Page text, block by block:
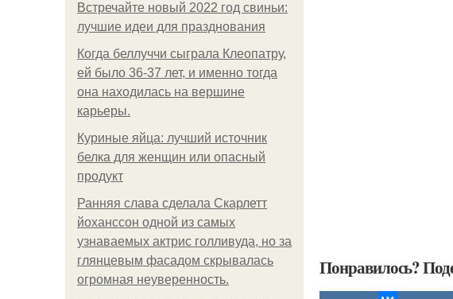
Встречайте новый 2022 год свиньи:
лучшие идеи для празднования
Когда беллуччи сыграла Клеопатру,
ей было 36-37 лет, и именно тогда
она находилась на вершине
карьеры.
Куриные яйца: лучший источник
белка для женщин или опасный
продукт
Ранняя слава сделала Скарлетт
йоханссон одной из самых
узнаваемых актрис голливуда, но за
глянцевым фасадом скрывалась
огромная неуверенность.
Понравилось?